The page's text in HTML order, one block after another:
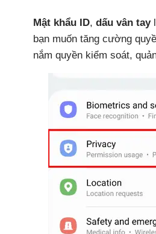
Mật khẩu ID, dấu vân tay
bạn muốn tăng cường
nắm quyền kiểm soát,